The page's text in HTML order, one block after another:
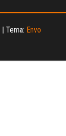
| Tema: Envo